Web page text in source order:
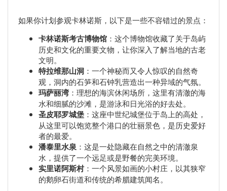
如果你计划参观卡林诺斯，以下是一些不容错过的景点：
卡林诺斯考古博物馆 ：这个博物馆收藏了关于岛屿
历史和文化的重要文物，让你深入了解当地的古老
文明。
特拉维那山洞 ：一个神秘而又令人惊叹的自然奇
观，洞内的石笋和石钟乳营造出一种异域的气氛。
玛萨丽湾 ：理想的海滨休闲场所，这里有清澈的海
水和细腻的沙滩，是游泳和日光浴的好去处。
圣皮耶罗城堡 ：这座中世纪城堡位于岛上的高处，
从这里可以饱览整个港口的壮丽景色，是历史爱好
者的最爱。
潘泰里水泉 ：这是一处隐藏在自然之中的清澈泉
水，提供了一个远足或是野餐的完美环境。
实里诺阿斯村：一个风景如画的小村庄，以其狭窄
的鹅卵石街道和传统的希腊建筑闻名。